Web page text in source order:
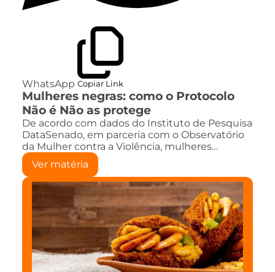
WhatsApp Copiar Link
Mulheres negras: como o Protocolo
Não é Não as protege
De acordo com dados do Instituto de Pesquisa
DataSenado, em parceria com o Observatório
da Mulher contra a Violência, mulheres…
Ver matéria